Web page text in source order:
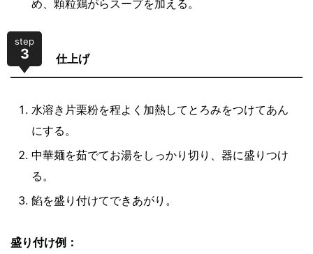
め、顆粒鶏がらスープを加える。
step
3 仕上げ
水溶き片栗粉を程よく加熱してとろみをつけてあん
にする。
中華麺を茹でてお湯をしっかり切り、器に盛りつけ
る。
餡を盛り付けてできあがり。
盛り付け例：